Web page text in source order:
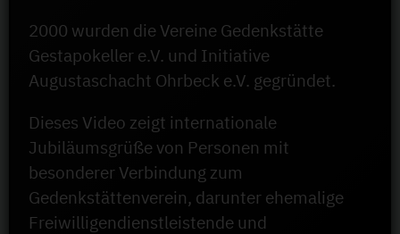
2000 wurden die Vereine Gedenkstätte
Gestapokeller e.V. und Initiative
Augustaschacht Ohrbeck e.V. gegründet.
Dieses Video zeigt internationale
Jubiläumsgrüße von Personen mit
besonderer Verbindung zum
Gedenkstättenverein, darunter ehemalige
Freiwilligendienstleistende und